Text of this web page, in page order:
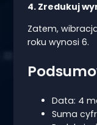
4. Zredukuj
Zatem,
roku wynosi 6.
Data: 4
Suma